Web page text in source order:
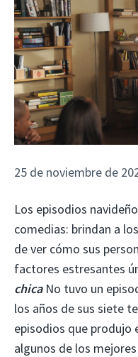
25 de noviembre de
Los episodios
comedias: brindan a
de ver cómo sus
factores estresantes
chica No tuvo un
los años de sus siete
episodios que produjo
algunos de los